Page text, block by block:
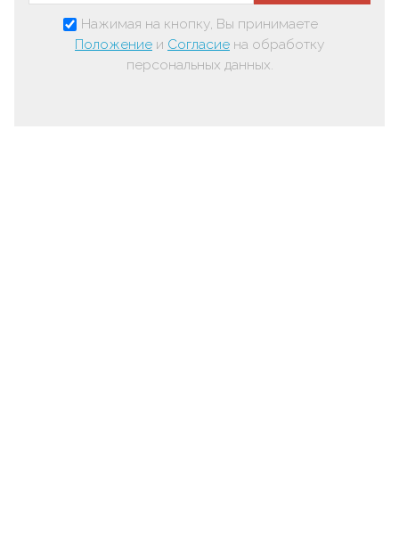
Нажимая на кнопку, Вы принимаете
Положение и Согласие на обработку
персональных данных.